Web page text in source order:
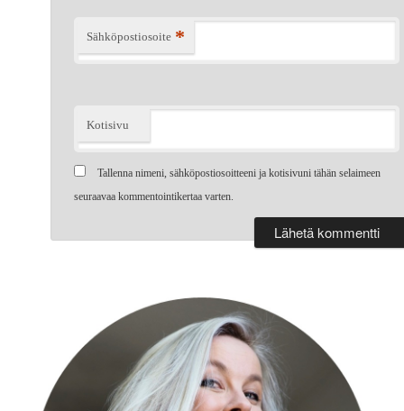
Sähköpostiosoite *
Kotisivu
Tallenna nimeni, sähköpostiosoitteeni ja kotisivuni tähän selaimeen
seuraavaa kommentointikertaa varten.